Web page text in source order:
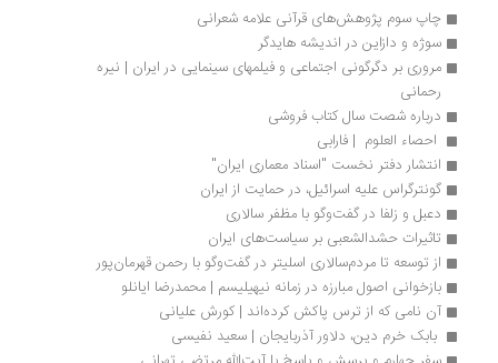
چاپ سوم پژوهش‌های قرآنی علامه شعرانی
سوژه و دازاین در اندیشه هایدگر
مروری بر دگرگونی اجتماعی و فیلمهای سینمایی در ایران | نیره
درباره شصت سال کتاب فروشی
احصاء العلوم  | فارابی
انتشار دفتر نخست "اسناد معماری ایران"
گونترگراس علیه اسرائیل، در حمایت از ایران
دعبل و زلفا در گفت‌وگو با مظفر سالاری
تاثیرات حشدالشعبی بر سیاست‌های ایران
از توسعه تا مردم‌سالاری اسلیتر در گفت‌وگو با رحمن قهرمان‌پور
بازخوانی اصول مبارزه در زمانه نیهیلیسم | محمدرضا ایانلو
آن نامی که از ترس پاکش کرده‌اند | کورش علیانی
بابک خرم دین، دلاور آذربایجان | سعید نفیسی